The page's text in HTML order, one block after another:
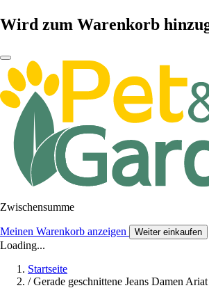
Wird zum Warenkorb
Zwischensumme
Meinen Warenkorb anzeigen Weiter einkaufen
Loading...
Startseite
/ Gerade geschnittene Jeans Damen